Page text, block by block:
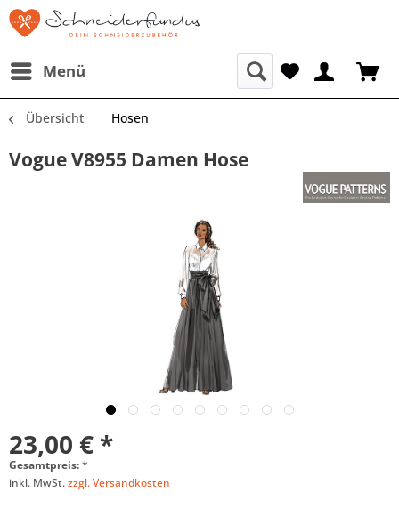
Menü
Übersicht Hosen
Vogue V8955 Damen Hose
23,00 € *
Gesamtpreis:*
inkl. MwSt.zzgl. Versandkosten